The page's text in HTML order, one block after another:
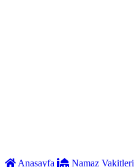
Anasayfa Namaz Vakitleri